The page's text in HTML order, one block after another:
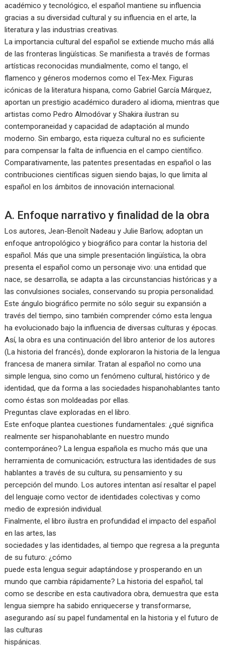
académico y tecnológico, el español mantiene su influencia
gracias a su diversidad cultural y su influencia en el arte, la
literatura y las industrias creativas.
La importancia cultural del español se extiende mucho más allá
de las fronteras lingüísticas. Se manifiesta a través de formas
artísticas reconocidas mundialmente, como el tango, el
flamenco y géneros modernos como el Tex-Mex. Figuras
icónicas de la literatura hispana, como Gabriel García Márquez,
aportan un prestigio académico duradero al idioma, mientras que
artistas como Pedro Almodóvar y Shakira ilustran su
contemporaneidad y capacidad de adaptación al mundo
moderno. Sin embargo, esta riqueza cultural no es suficiente
para compensar la falta de influencia en el campo científico.
Comparativamente, las patentes presentadas en español o las
contribuciones científicas siguen siendo bajas, lo que limita al
español en los ámbitos de innovación internacional.
A. Enfoque narrativo y finalidad de la obra
Los autores, Jean-Benoît Nadeau y Julie Barlow, adoptan un
enfoque antropológico y biográfico para contar la historia del
español. Más que una simple presentación lingüística, la obra
presenta el español como un personaje vivo: una entidad que
nace, se desarrolla, se adapta a las circunstancias históricas y a
las convulsiones sociales, conservando su propia personalidad.
Este ángulo biográfico permite no sólo seguir su expansión a
través del tiempo, sino también comprender cómo esta lengua
ha evolucionado bajo la influencia de diversas culturas y épocas.
Así, la obra es una continuación del libro anterior de los autores
(La historia del francés), donde exploraron la historia de la lengua
francesa de manera similar. Tratan al español no como una
simple lengua, sino como un fenómeno cultural, histórico y de
identidad, que da forma a las sociedades hispanohablantes tanto
como éstas son moldeadas por ellas.
Preguntas clave exploradas en el libro.
Este enfoque plantea cuestiones fundamentales: ¿qué significa
realmente ser hispanohablante en nuestro mundo
contemporáneo? La lengua española es mucho más que una
herramienta de comunicación; estructura las identidades de sus
hablantes a través de su cultura, su pensamiento y su
percepción del mundo. Los autores intentan así resaltar el papel
del lenguaje como vector de identidades colectivas y como
medio de expresión individual.
Finalmente, el libro ilustra en profundidad el impacto del español
en las artes, las
sociedades y las identidades, al tiempo que regresa a la pregunta
de su futuro: ¿cómo
puede esta lengua seguir adaptándose y prosperando en un
mundo que cambia rápidamente? La historia del español, tal
como se describe en esta cautivadora obra, demuestra que esta
lengua siempre ha sabido enriquecerse y transformarse,
asegurando así su papel fundamental en la historia y el futuro de
las culturas
hispánicas.